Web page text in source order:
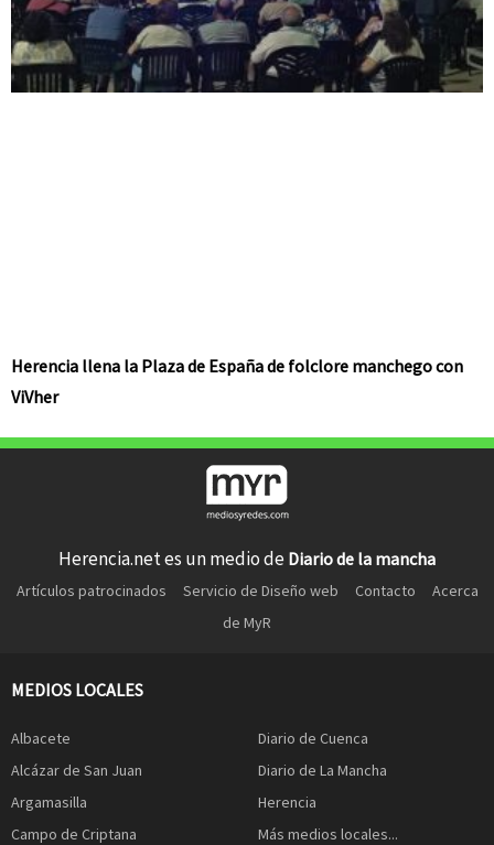
Herencia llena la Plaza de España de folclore manchego con
ViVher
Herencia.net es un medio de Diario de la mancha
Artículos patrocinados Servicio de Diseño web Contacto
Acerca
de MyR
MEDIOS LOCALES
Albacete
Alcázar de San Juan
Argamasilla
Campo de Criptana
Diario de Cuenca
Diario de La Mancha
Herencia
Más medios locales...